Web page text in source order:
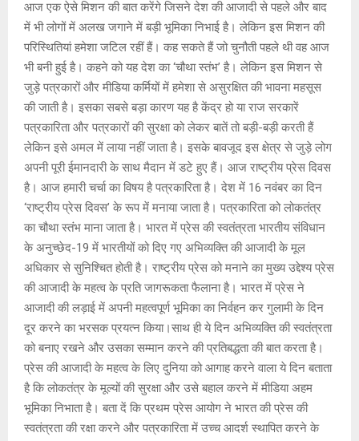
s
A
p
p
b
o
o
k
a
g
e
Li
n
k
er
आज एक ऐसे मिशन की बात करेंगे जिसने देश की आजादी से पहले और बाद
में भी लोगों में अलख जगाने में बड़ी भूमिका निभाई है। लेकिन इस मिशन की
परिस्थितियां हमेशा जटिल रहीं हैं। ‌कह सकते हैं जो चुनौती पहले थी वह आज
भी बनी हुई है। कहने को यह देश का ‘चौथा स्तंभ’ है। लेकिन इस मिशन से
जुड़े पत्रकारों और मीडिया कर्मियों में हमेशा से असुरक्षित की भावना महसूस
की जाती है। इसका सबसे बड़ा कारण यह है केंद्र हो या राज सरकारें
पत्रकारिता और पत्रकारों की सुरक्षा को लेकर बातें तो बड़ी-बड़ी करती हैं
लेकिन इसे अमल में लाया नहीं जाता है। इसके बावजूद इस क्षेत्र से जुड़े लोग
अपनी पूरी ईमानदारी के साथ मैदान में डटे हुए हैं। आज राष्ट्रीय प्रेस दिवस
है। आज हमारी चर्चा का विषय है पत्रकारिता है। देश में 16 नवंबर का दिन
‘राष्ट्रीय प्रेस दिवस’ के रूप में मनाया जाता है। पत्रकारिता को लोकतंत्र
का चौथा स्तंभ माना जाता है। भारत में प्रेस की स्वतंत्रता भारतीय संविधान
के अनुच्छेद-19 में भारतीयों को दिए गए अभिव्यक्ति की आजादी के मूल
अधिकार से सुनिश्चित होती है। राष्ट्रीय प्रेस को मनाने का मुख्य उद्देश्य प्रेस
की आजादी के महत्व के प्रति जागरूकता फैलाना है। भारत में प्रेस ने
आजादी की लड़ाई में अपनी महत्वपूर्ण भूमिका का निर्वहन कर गुलामी के दिन
दूर करने का भरसक प्रयत्न किया।साथ ही ये दिन अभिव्यक्ति की स्वतंत्रता
को बनाए रखने और उसका सम्मान करने की प्रतिबद्धता की बात करता है।
प्रेस की आजादी के महत्व के लिए दुनिया को आगाह करने वाला ये दिन बताता
है कि लोकतंत्र के मूल्यों की सुरक्षा और उसे बहाल करने में मीडिया अहम
भूमिका निभाता है। बता दें कि प्रथम प्रेस आयोग ने भारत की प्रेस की
स्वतंत्रता की रक्षा करने और पत्रकारिता में उच्च आदर्श स्थापित करने के